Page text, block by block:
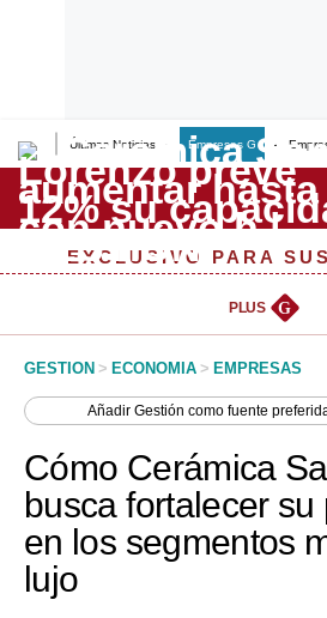
Últimas Noticias Empresas G
Lo último
Peru Quiosco
Management & Empleo
Perú
Política
Tu Dinero
EXCLUSIVO PARA
PLUS G
GESTION > ECONOMIA > EMPRESAS
AñadirGestión como fuente
Cómo Cerámica
busca fortalecer
en los segmentos
lujo